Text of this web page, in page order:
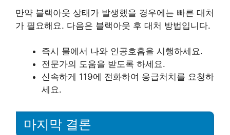
만약 블랙아웃 상태가 발생했을 경우에는 빠른 대처
가 필요해요. 다음은 블랙아웃 후 대처 방법입니다.
즉시 물에서 나와 인공호흡을 시행하세요.
전문가의 도움을 받도록 하세요.
신속하게 119에 전화하여 응급처치를 요청하
세요.
마지막 결론